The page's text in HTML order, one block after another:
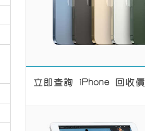
立即查詢 iPhone 回收價